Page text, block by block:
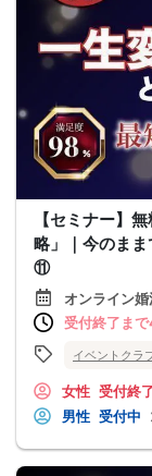
【セミナー】
略」｜今のま
⑪
オンライン
受付終了ま
イベントクラ
女性 受付終
男性 受付中